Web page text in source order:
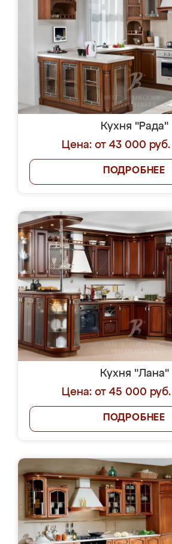
Кухня "Рада"
Цена: от 43 000 руб.
ПОДРОБНЕЕ
Кухня "Лана"
Цена: от 45 000
ПОДРОБНЕЕ